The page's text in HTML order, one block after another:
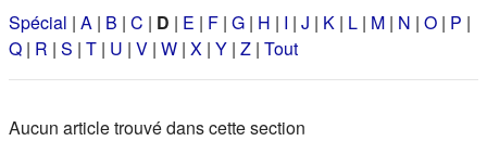
Spécial | A | B | C | D | E | F | G | H | I | J | K | L | M | N | O | P |
Q | R | S | T | U | V | W | X | Y | Z | Tout
Aucun article trouvé dans cette section